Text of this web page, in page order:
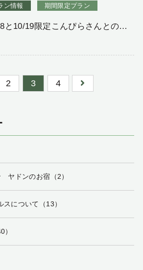
ン情報 期間限定プラン
と10/19限定こんぴらさんとのコ
2 3 4
ヤドンのお宿（2）
について（13）
）